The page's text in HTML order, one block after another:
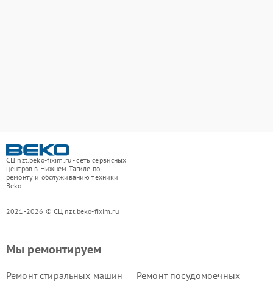
СЦ nzt.beko-fixim.ru - сеть сервисных
центров в Нижнем Тагиле по
ремонту и обслуживанию техники
Beko
2021-2026 © СЦ nzt.beko-fixim.ru
Мы ремонтируем
Ремонт стиральных машин
Ремонт посудомоечных